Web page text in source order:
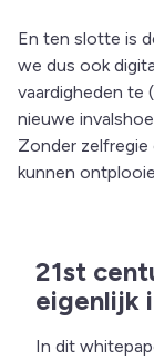
En ten slotte is
we dus ook
vaardigheden te
nieuwe
Zonder zelfregie
kunnen
21st
eigenlijk
In dit